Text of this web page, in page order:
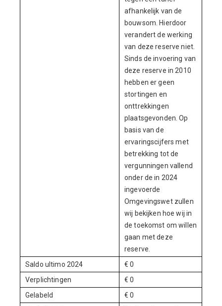
afhankelijk van de
bouwsom. Hierdoor
verandert de werking
van deze reserve niet.
Sinds de invoering van
deze reserve in 2010
hebben er geen
stortingen en
onttrekkingen
plaatsgevonden. Op
basis van de
ervaringscijfers met
betrekking tot de
vergunningen vallend
onder de in 2024
ingevoerde
Omgevingswet zullen
wij bekijken hoe wij in
de toekomst om willen
gaan met deze
reserve.
Saldo ultimo 2024
€ 0
Verplichtingen
€ 0
Gelabeld
€ 0